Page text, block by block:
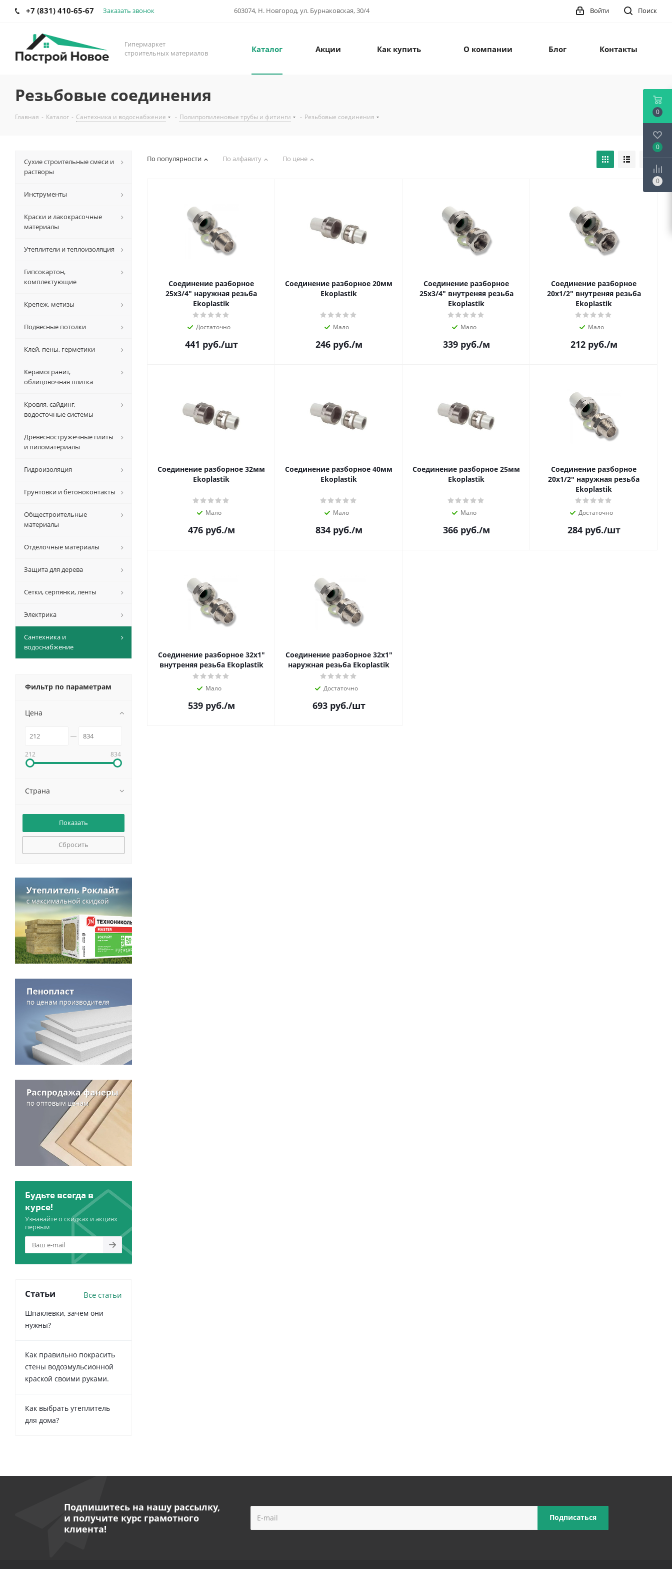
+7 (831) 410-65-67 Заказать звонок 603074, Н. Новгород, ул. Бурнаковская, 30/4 Поиск
Войти
Гипермаркет
строительных материалов
Каталог Акции Как купить О компании Блог Контакты
Резьбовые соединения
Главная - Каталог - Сантехника и водоснабжение - Полипропиленовые трубы и фитинги - Резьбовые соединения
По популярности По алфавиту По цене
Соединение разборное
25х3/4" наружная резьба
Ekoplastik
Достаточно
441 руб./шт
Соединение разборное 20мм
Ekoplastik
Мало
246руб./м
Соединение разборное
25х3/4" внутреняя резьба
Ekoplastik
Мало
339руб./м
Соединение разборное
20х1/2" внутреняя резьба
Ekoplastik
Мало
212руб./м
Соединение разборное 32мм
Ekoplastik
Мало
476руб./м
Соединение разборное 40мм
Ekoplastik
Мало
834руб./м
Соединение разборное 25мм
Ekoplastik
Мало
366руб./м
Соединение разборное
20х1/2" наружная резьба
Ekoplastik
Достаточно
284руб./шт
Соединение разборное 32х1"
внутреняя резьба Ekoplastik
Мало
539руб./м
Соединение разборное 32х1"
наружная резьба Ekoplastik
Достаточно
693руб./шт
Сухие строительные смеси и
растворы
Инструменты
Краски и лакокрасочные
материалы
Утеплители и теплоизоляция
Гипсокартон,
комплектующие
Крепеж, метизы
Подвесные потолки
Клей, пены, герметики
Керамогранит,
облицовочная плитка
Кровля, сайдинг,
водосточные системы
Древесностружечные плиты
и пиломатериалы
Гидроизоляция
Грунтовки и бетоноконтакты
Общестроительные
материалы
Отделочные материалы
Защита для дерева
Сетки, серпянки, ленты
Электрика
Сантехника и
водоснабжение
Фильтр по параметрам
Цена
212 834
Страна
Сбросить
Будьте всегда в
курсе!
Узнавайте о скидках и акциях
первым
Статьи Все статьи
Шпаклевки, зачем они
нужны?
Как правильно покрасить
стены водоэмульсионной
краской своими руками.
Как выбрать утеплитель
для дома?
Подпишитесь на нашу рассылку,
и получите курс грамотного
клиента!
0
0
0